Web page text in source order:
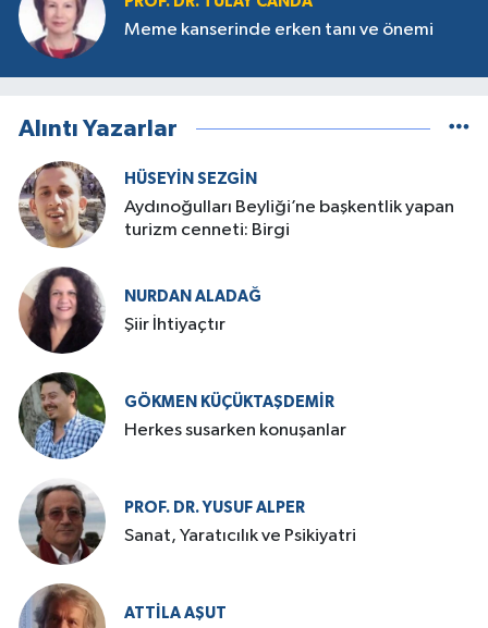
Meme kanserinde erken tanı ve önemi
Alıntı Yazarlar
HÜSEYIN SEZGIN
Aydınoğulları Beyliği’ne başkentlik yapan
turizm cenneti: Birgi
NURDAN ALADAĞ
Şiir İhtiyaçtır
GÖKMEN KÜÇÜKTAŞDEMIR
Herkes susarken konuşanlar
PROF. DR. YUSUF ALPER
Sanat, Yaratıcılık ve Psikiyatri
ATTILA AŞUT